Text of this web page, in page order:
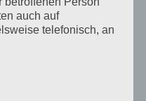
auch auf
telefonisch, an